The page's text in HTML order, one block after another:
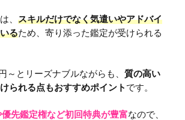
、 スキルだけでなく気遣いやアドバイ
るため、寄り添った鑑定が受けられる
～とリーズナブルながらも、 質の高い
られる点もおすすめポイント です。
先鑑定権など初回特典が豊富なので、